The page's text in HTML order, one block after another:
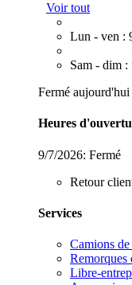
Voir tout
Lun - ven :
Sam - dim :
Fermé aujourd'hui
Heures
9/7/2026: Fermé
Retour
Services
Camions
Remorques
Libre-